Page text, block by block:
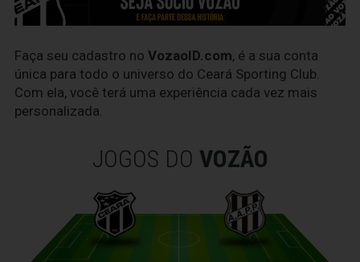
Faça seu cadastro no VozaoID.com, é a sua conta
única para todo o universo do Ceará Sporting Club.
Com ela, você terá uma experiência cada vez mais
personalizada.
JOGOS DO VOZÃO